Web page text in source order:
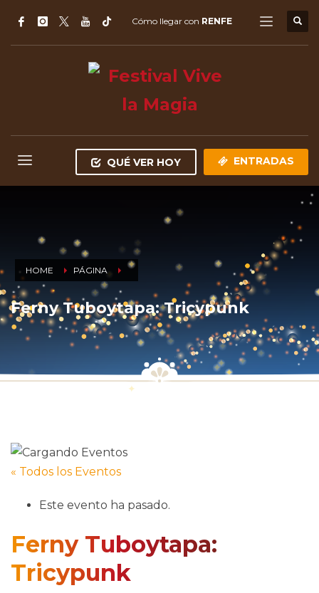
Cómo llegar con RENFE
QUÉ VER HOY ENTRADAS
HOME PÁGINA
Ferny Tuboytapa: Tricypunk
« Todos los Eventos
Este evento ha pasado.
Ferny Tuboytapa:
Tricypunk